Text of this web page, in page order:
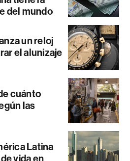
del mundo
un reloj
el alunizaje
cuánto
las
Latina
vida en